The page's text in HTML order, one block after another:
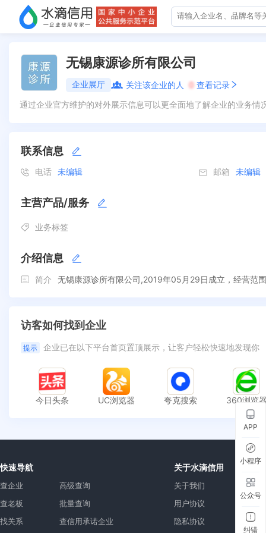
无锡康源诊所有限公司
企业展厅 关注该企业的人 0 查看记录
通过企业官方维护的对外展示信息可以更全面地了解企业的业务
联系信息
电话 未编辑 邮箱 未编辑
主营产品/服务
业务标签
介绍信息
简介 无锡康源诊所有限公司,2019年05月29日成立，经营范
访客如何找到企业
提示 企业已在以下平台首页置顶展示，让客户轻松快速地发现你
今日头条 UC浏览器 夸克搜索 360浏览
快速导航
查企业
查老板
找关系
高级查询
批量查询
查信用承诺企业
关于水滴信用
关于我们
用户协议
隐私协议
APP
小程序
公众号
纠错